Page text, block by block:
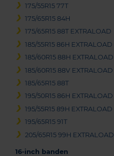
175/55R15 77T
175/65R15 84H
175/65R15 88T EXTRALOAD
185/55R15 86H EXTRALOAD
185/60R15 88H EXTRALOAD
185/60R15 88V EXTRALOAD
185/65R15 88T
195/50R15 86H EXTRALOAD
195/55R15 89H EXTRALOAD
195/65R15 91T
205/65R15 99H EXTRALOAD
16-inch banden